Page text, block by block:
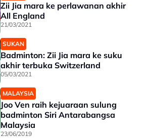
Zii Jia mara ke perlawanan akhir
All England
21/03/2021
SUKAN
Badminton: Zii Jia mara ke suku
akhir terbuka Switzerland
05/03/2021
MALAYSIA
Joo Ven raih kejuaraan sulung
badminton Siri Antarabangsa
Malaysia
23/06/2019